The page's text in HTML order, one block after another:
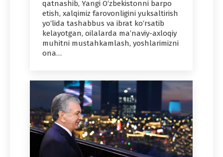
qatnashib, Yangi O‘zbekistonni barpo
etish, xalqimiz farovonligini yuksaltirish
yo‘lida tashabbus va ibrat ko‘rsatib
kelayotgan, oilalarda ma’naviy-axloqiy
muhitni mustahkamlash, yoshlarimizni
ona…